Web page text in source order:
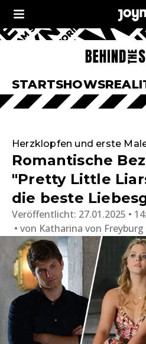
STARTSHOWS
Herzklopfen und erste
Romantische
"Pretty Little
die beste
Veröffentlicht: 27.01.2025 •
von Katharina von Freyburg